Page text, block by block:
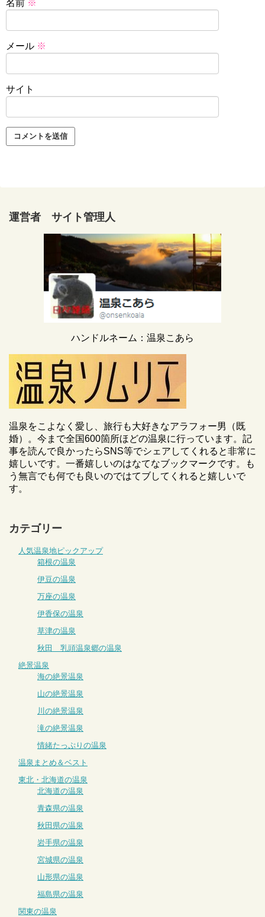
名前 ※
メール ※
サイト
運営者 サイト管理人
ハンドルネーム：温泉こあら
温泉をこよなく愛し、旅行も大好きなアラフォー男（既
婚）。今まで全国600箇所ほどの温泉に行っています。記
事を読んで良かったらSNS等でシェアしてくれると非常に
嬉しいです。一番嬉しいのはなてなブックマークです。も
う無言でも何でも良いのではてブしてくれると嬉しいで
す。
カテゴリー
人気温泉地ピックアップ
箱根の温泉
伊豆の温泉
万座の温泉
伊香保の温泉
草津の温泉
秋田 乳頭温泉郷の温泉
絶景温泉
海の絶景温泉
山の絶景温泉
川の絶景温泉
滝の絶景温泉
情緒たっぷりの温泉
温泉まとめ＆ベスト
東北・北海道の温泉
北海道の温泉
青森県の温泉
秋田県の温泉
岩手県の温泉
宮城県の温泉
山形県の温泉
福島県の温泉
関東の温泉